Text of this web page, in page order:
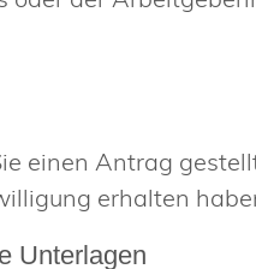
einen Antrag
erhalten
Unterlagen